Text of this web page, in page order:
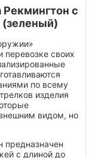
с
(зеленый)
перевозке своих
по всему
изделия
видом, но
предназначен
с длиной до